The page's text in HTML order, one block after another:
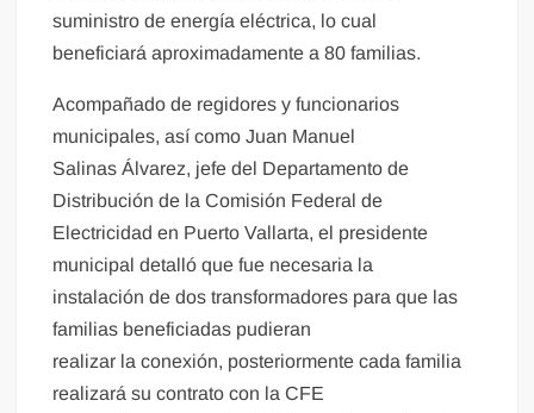
suministro de energía eléctrica, lo cual
beneficiará aproximadamente a 80 familias.
Acompañado de regidores y funcionarios
municipales, así como Juan Manuel
Salinas Álvarez, jefe del Departamento de
Distribución de la Comisión Federal de
Electricidad en Puerto Vallarta, el presidente
municipal detalló que fue necesaria la
instalación de dos transformadores para que las
familias beneficiadas pudieran
realizar la conexión, posteriormente cada familia
realizará su contrato con la CFE